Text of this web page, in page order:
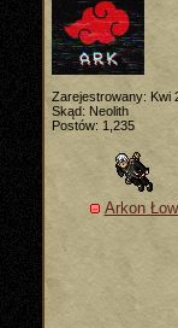
Zarejestrowany: Kwi
Skąd: Neolith
Postów: 1,235
Arkon